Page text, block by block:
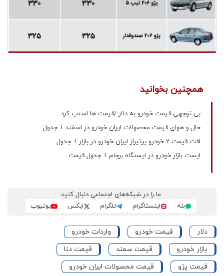
همچنین بخوانید
بی توجهی قیمت خودرو به دلار /قیمت ها استپ کرد
حال و هوای قیمت محصولات ایران خودرو در اسفند + جدول
افت قیمت 2 خودرو پرتیراژ ایران خودرو در بازار + جدول
ایست بازار خودرو در ایستگاه برجام + جدول قیمت
ما را در شبکه‌های اجتماعی دنبال کنید
بله
اینستاگرام تلگرام ایکس یوتیوب
دلار قیمت خودرو
واردات خودرو
بازار خودرو
قیمت سمند
قیمت دنا
قیمت پژو
قیمت محصولات ایران خودرو